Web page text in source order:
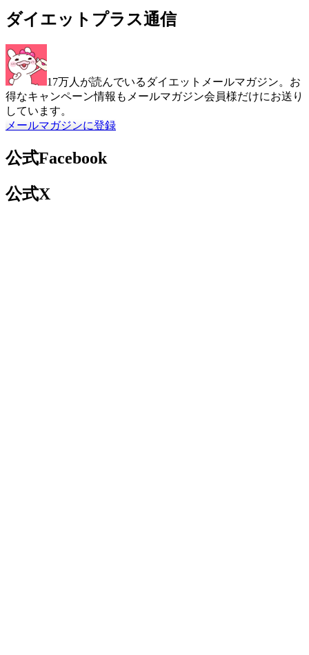
ダイエットプラス通信
17万人が読んでいるダイエットメールマガジン。お
得なキャンペーン情報もメールマガジン会員様だけにお送り
しています。
メールマガジンに登録
公式Facebook
公式X